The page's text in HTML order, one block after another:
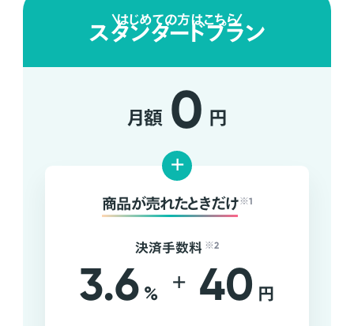
はじめての方はこちら
スタンダードプラン
月額 0 円
+
商品が売れたときだけ ※1
決済手数料 ※2
3.6 % + 40 円